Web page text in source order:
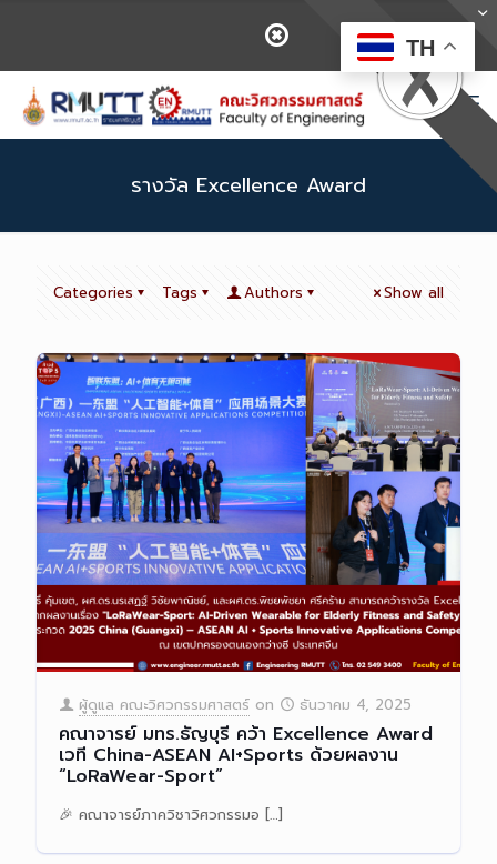
รางวัล Excellence Award
Categories Tags Authors Show all
ผู้ดูแล คณะวิศวกรรมศาสตร์ on ธันวาคม 4, 2025
คณาจารย์ มทร.ธัญบุรี คว้า Excellence Award
เวที China-ASEAN AI+Sports ด้วยผลงาน
“LoRaWear-Sport”
🎉 คณาจารย์ภาควิชาวิศวกรรมอ […]
TH